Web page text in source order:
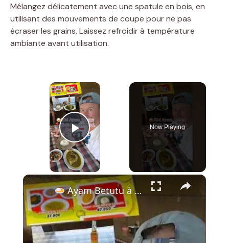
Mélangez délicatement avec une spatule en bois, en
utilisant des mouvements de coupe pour ne pas
écraser les grains. Laissez refroidir à température
ambiante avant utilisation.
×
Play Video
Now Playing
×
Ayam Betutu à Kuta – Le Poulet Épicé Légendaire de Bali à 2,50€ !